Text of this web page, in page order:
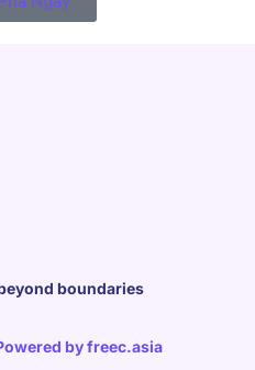
boundaries
byfreec.asia